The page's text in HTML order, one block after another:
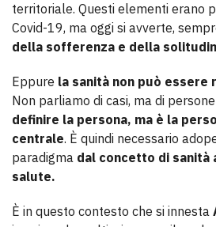
territoriale. Questi elementi erano
Covid-19, ma oggi si avverte,
della sofferenza e della
Eppure la sanità non può essere
Non parliamo di casi, ma di
definire la persona, ma è la
centrale. È quindi necessario
paradigma dal concetto di sanità
salute.
È in questo contesto che si innesta